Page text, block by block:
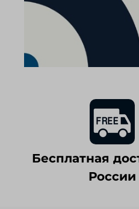
Бесплатная
России